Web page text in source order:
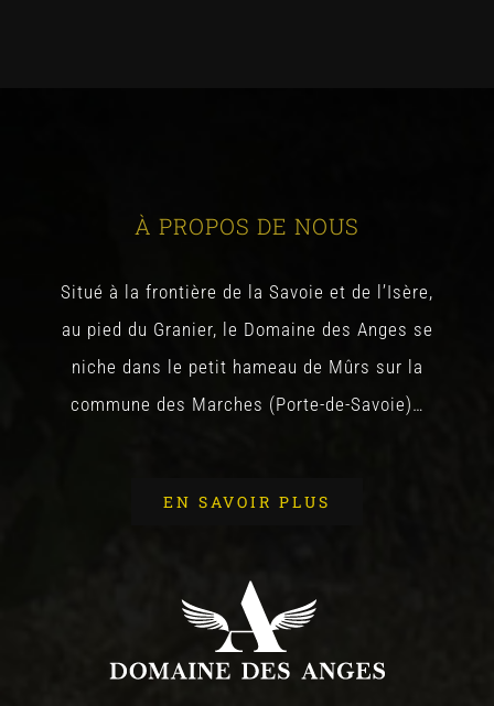
À PROPOS DE NOUS
Situé à la frontière de la Savoie et de l’Isère,
au pied du Granier, le Domaine des Anges se
niche dans le petit hameau de Mûrs sur la
commune des Marches (Porte-de-Savoie)…
EN SAVOIR PLUS